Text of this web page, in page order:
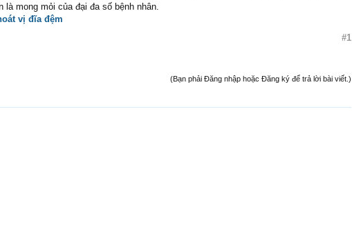
là mong mỏi của đại đa số bệnh nhân.
vị đĩa đệm
#1
(Bạn phải Đăng nhập hoặc Đăng ký để trả lời bài viết.)